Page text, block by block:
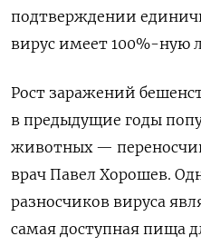
подтверждении
вирус имеет 100%-ную
Рост заражений
в предыдущие годы
животных —
врач Павел Хорошев.
разносчиков вируса
самая доступная пища